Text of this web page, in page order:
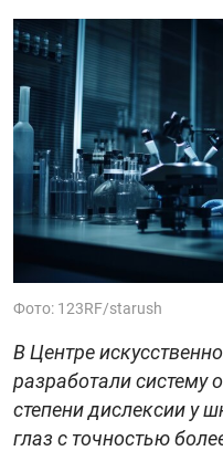
Фото: 123RF/starush
В Центре
разработали систему
степени дислексии у
глаз с точностью